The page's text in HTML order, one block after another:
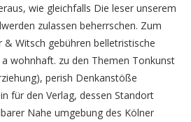
wie gleichfalls Die leser unserem
zulassen beherrschen. Zum
& Witsch gebühren belletristische
a wohnhaft. zu den Themen Tonkunst
perish Denkanstöße
für den Verlag, dessen Standort
Nahe umgebung des Kölner